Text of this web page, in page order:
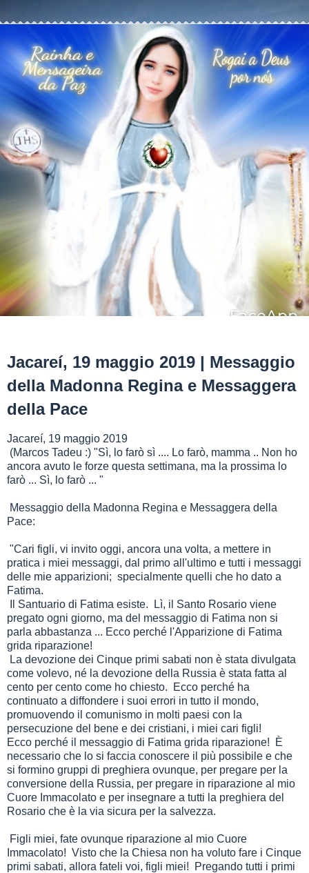
Jacareí, 19 maggio 2019 | Messaggio
della Madonna Regina e Messaggera
della Pace
Jacareí, 19 maggio 2019
(Marcos Tadeu :) "Sì, lo farò sì .... Lo farò, mamma .. Non ho
ancora avuto le forze questa settimana, ma la prossima lo
farò ... Sì, lo farò ... "
Messaggio della Madonna Regina e Messaggera della
Pace:
"Cari figli, vi invito oggi, ancora una volta, a mettere in
pratica i miei messaggi, dal primo all'ultimo e tutti i messaggi
delle mie apparizioni; specialmente quelli che ho dato a
Fatima.
Il Santuario di Fatima esiste. Lì, il Santo Rosario viene
pregato ogni giorno, ma del messaggio di Fatima non si
parla abbastanza ... Ecco perché l'Apparizione di Fatima
grida riparazione!
La devozione dei Cinque primi sabati non è stata divulgata
come volevo, né la devozione della Russia è stata fatta al
cento per cento come ho chiesto. Ecco perché ha
continuato a diffondere i suoi errori in tutto il mondo,
promuovendo il comunismo in molti paesi con la
persecuzione del bene e dei cristiani, i miei cari figli!
Ecco perché il messaggio di Fatima grida riparazione! È
necessario che lo si faccia conoscere il più possibile e che
si formino gruppi di preghiera ovunque, per pregare per la
conversione della Russia, per pregare in riparazione al mio
Cuore Immacolato e per insegnare a tutti la preghiera del
Rosario che è la via sicura per la salvezza.
Figli miei, fate ovunque riparazione al mio Cuore
Immacolato! Visto che la Chiesa non ha voluto fare i Cinque
primi sabati, allora fateli voi, figli miei! Pregando tutti i primi